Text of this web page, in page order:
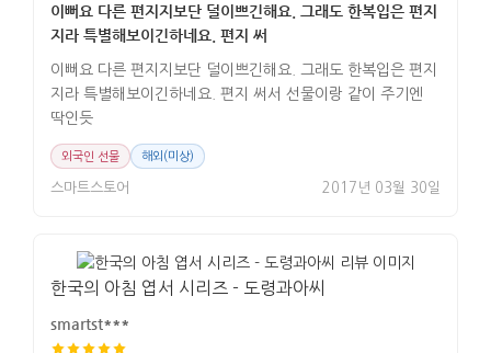
이뻐요 다른 편지지보단 덜이쁘긴해요. 그래도 한복입은 편지
지라 특별해보이긴하네요. 편지 써
이뻐요 다른 편지지보단 덜이쁘긴해요. 그래도 한복입은 편지
지라 특별해보이긴하네요. 편지 써서 선물이랑 같이 주기엔
딱인듯
외국인 선물 해외(미상)
스마트스토어 2017년 03월 30일
한국의 아침 엽서 시리즈 - 도령과아씨
smartst***